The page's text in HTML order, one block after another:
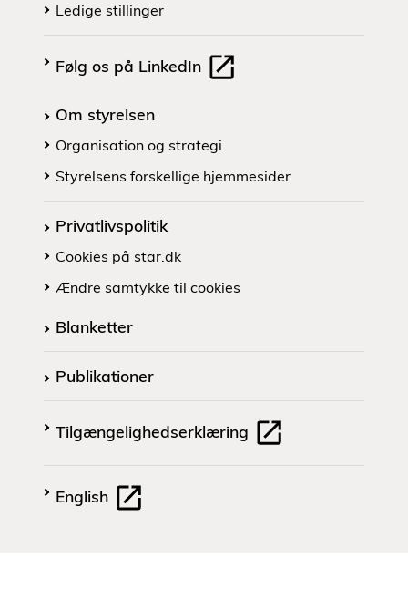
Ledige stillinger
Følg os på LinkedIn
Om styrelsen
Organisation og strategi
Styrelsens forskellige hjemmesider
Privatlivspolitik
Cookies på star.dk
Ændre samtykke til cookies
Blanketter
Publikationer
Tilgængelighedserklæring
English